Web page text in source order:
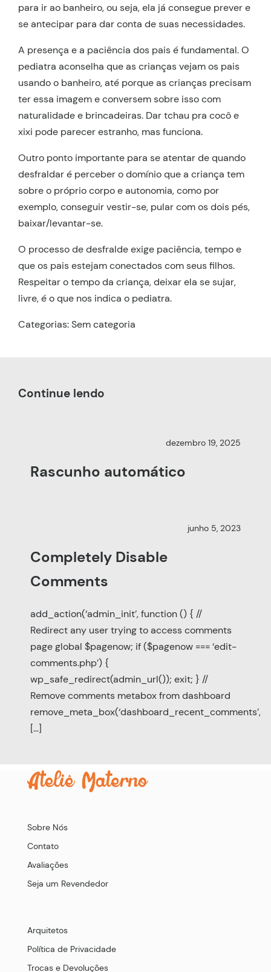
para ir ao banheiro, ou seja, ela já consegue prever e
se antecipar para dar conta de suas necessidades.
A presença e a paciência dos pais é fundamental. O
pediatra aconselha que as crianças vejam os pais
usando o banheiro, até porque as crianças precisam
ter essa imagem e conversem sobre isso com
naturalidade e brincadeiras. Dar tchau pra cocô e
xixi pode parecer estranho, mas funciona.
Outro ponto importante para se atentar de quando
desfraldar é perceber o domínio que a criança tem
sobre o próprio corpo e autonomia, como por
exemplo, conseguir vestir-se, pular com os dois pés,
baixar/levantar-se.
O processo de desfralde exige paciência, tempo e
que os pais estejam conectados com seus filhos.
Respeitar o tempo da criança, deixar ela se sujar,
livre, é o que nos indica o pediatra.
Categorias: Sem categoria
Continue lendo
dezembro 19, 2025
Rascunho automático
junho 5, 2023
Completely Disable
Comments
add_action(‘admin_init’, function () { //
Redirect any user trying to access comments
page global $pagenow; if ($pagenow === ‘edit-
comments.php’) {
wp_safe_redirect(admin_url()); exit; } //
Remove comments metabox from dashboard
remove_meta_box(‘dashboard_recent_comments’,
[…]
Sobre Nós
Contato
Avaliações
Seja um Revendedor
Arquitetos
Política de Privacidade
Trocas e Devoluções